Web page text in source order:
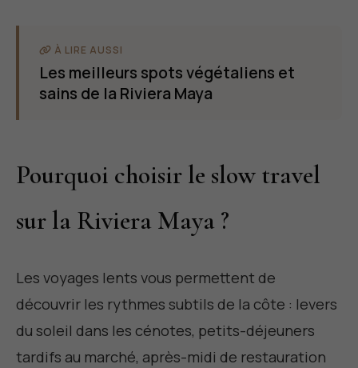
À LIRE AUSSI
Les meilleurs spots végétaliens et
sains de la Riviera Maya
Pourquoi choisir le slow travel
sur la Riviera Maya ?
Les voyages lents vous permettent de
découvrir les rythmes subtils de la côte : levers
du soleil dans les cénotes, petits-déjeuners
tardifs au marché, après-midi de restauration